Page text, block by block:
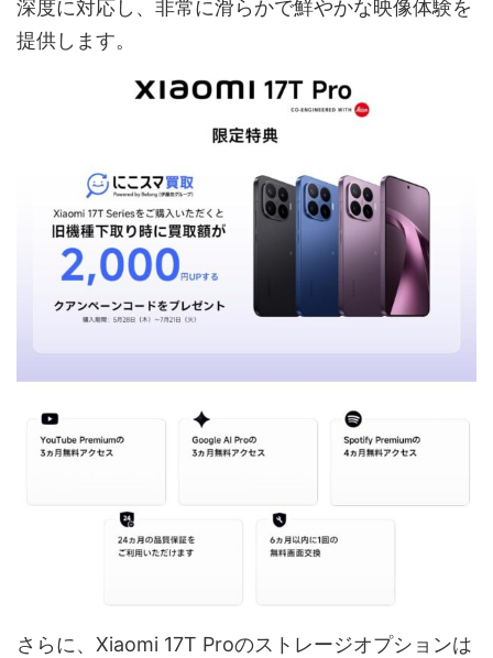
深度に対応し、非常に滑らかで鮮やかな映像体験を
提供します。
さらに、Xiaomi 17T Proのストレージオプションは